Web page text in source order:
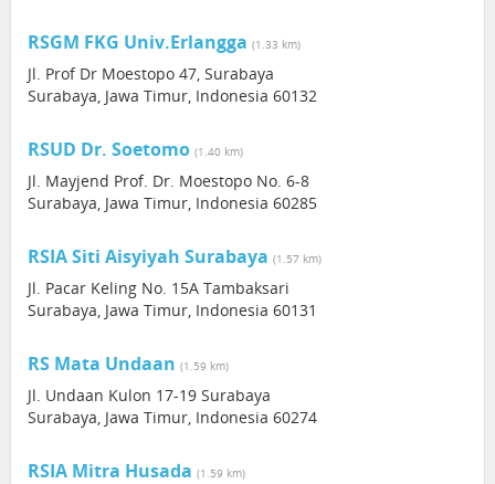
RSGM FKG Univ.Erlangga (1.33 km)
Jl. Prof Dr Moestopo 47, Surabaya
Surabaya, Jawa Timur, Indonesia 60132
RSUD Dr. Soetomo (1.40 km)
Jl. Mayjend Prof. Dr. Moestopo No. 6-8
Surabaya, Jawa Timur, Indonesia 60285
RSIA Siti Aisyiyah Surabaya (1.57 km)
Jl. Pacar Keling No. 15A Tambaksari
Surabaya, Jawa Timur, Indonesia 60131
RS Mata Undaan (1.59 km)
Jl. Undaan Kulon 17-19 Surabaya
Surabaya, Jawa Timur, Indonesia 60274
RSIA Mitra Husada (1.59 km)